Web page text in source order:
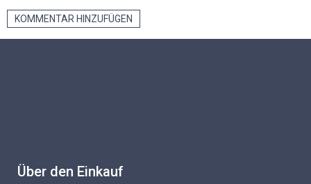
KOMMENTAR HINZUFÜGEN
Über den Einkauf